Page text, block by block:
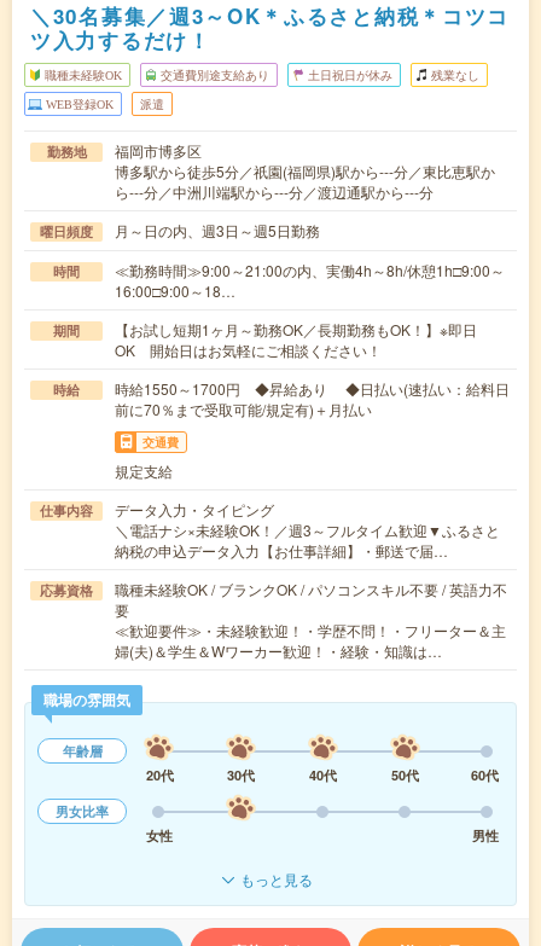
＼30名募集／週3～OK＊ふるさと納税＊コツコ
ツ入力するだけ！
職種未経験OK 交通費別途支給あり 土日祝日が休み 残業なし
WEB登録OK 派遣
勤務地
福岡市博多区
博多駅から徒歩5分／祇園(福岡県)駅から---分／東比恵駅か
ら---分／中洲川端駅から---分／渡辺通駅から---分
曜日頻度 月～日の内、週3日～週5日勤務
時間
≪勤務時間≫9:00～21:00の内、実働4h～8h/休憩1h□9:00～
16:00□9:00～18…
期間
【お試し短期1ヶ月～勤務OK／長期勤務もOK！】※即日
OK 開始日はお気軽にご相談ください！
時給
時給1550～1700円 ◆昇給あり ◆日払い(速払い：給料日
前に70％まで受取可能/規定有)＋月払い
交通費
規定支給
仕事内容
データ入力・タイピング
＼電話ナシ×未経験OK！／週3～フルタイム歓迎▼ふるさと
納税の申込データ入力【お仕事詳細】・郵送で届…
応募資格
職種未経験OK / ブランクOK / パソコンスキル不要 / 英語力不
要
≪歓迎要件≫・未経験歓迎！・学歴不問！・フリーター＆主
婦(夫)＆学生＆Wワーカー歓迎！・経験・知識は…
職場の雰囲気
年齢層
20代
30代 40代 50代
60代
男女比率
女性
男性
もっと見る